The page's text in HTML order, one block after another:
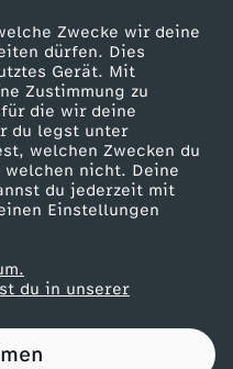
Zwecke wir deine
dürfen. Dies
Gerät. Mit
Zustimmung zu
die wir deine
du legst unter
welchen Zwecken du
nicht. Deine
du jederzeit mit
Einstellungen
du in unserer